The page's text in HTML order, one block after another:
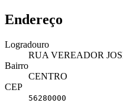
Endereço
Logradouro
RUA VEREADOR
Bairro
CENTRO
CEP
56280000